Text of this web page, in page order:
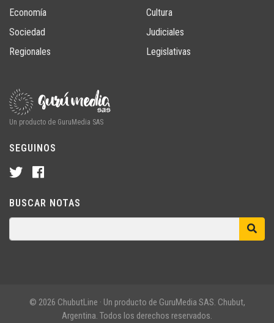
Economía
Sociedad
Regionales
Cultura
Judiciales
Legislativas
Un producto de GuruMedia SAS
SEGUINOS
BUSCAR NOTAS
© 2026 ChubutLine · Un producto de GuruMedia SAS. Chubut,
Argentina. Todos los derechos reservados.